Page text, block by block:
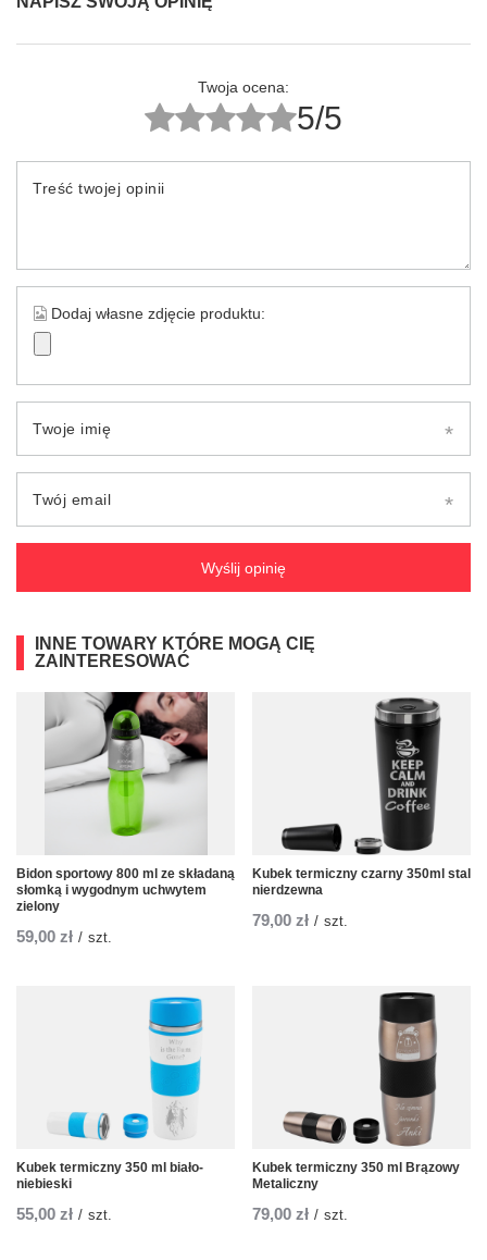
Twoja ocena:
5/5
Treść twojej opinii
Dodaj własne zdjęcie produktu:
Twoje imię
Twój email
Wyślij opinię
INNE TOWARY KTÓRE MOGĄ CIĘ
ZAINTERESOWAĆ
Bidon sportowy 800 ml ze składaną
słomką i wygodnym uchwytem
zielony
59,00 zł / szt.
Kubek termiczny czarny 350ml stal
nierdzewna
79,00 zł / szt.
Kubek termiczny 350 ml biało-
niebieski
55,00 zł / szt.
Kubek termiczny 350 ml Brązowy
Metaliczny
79,00 zł / szt.